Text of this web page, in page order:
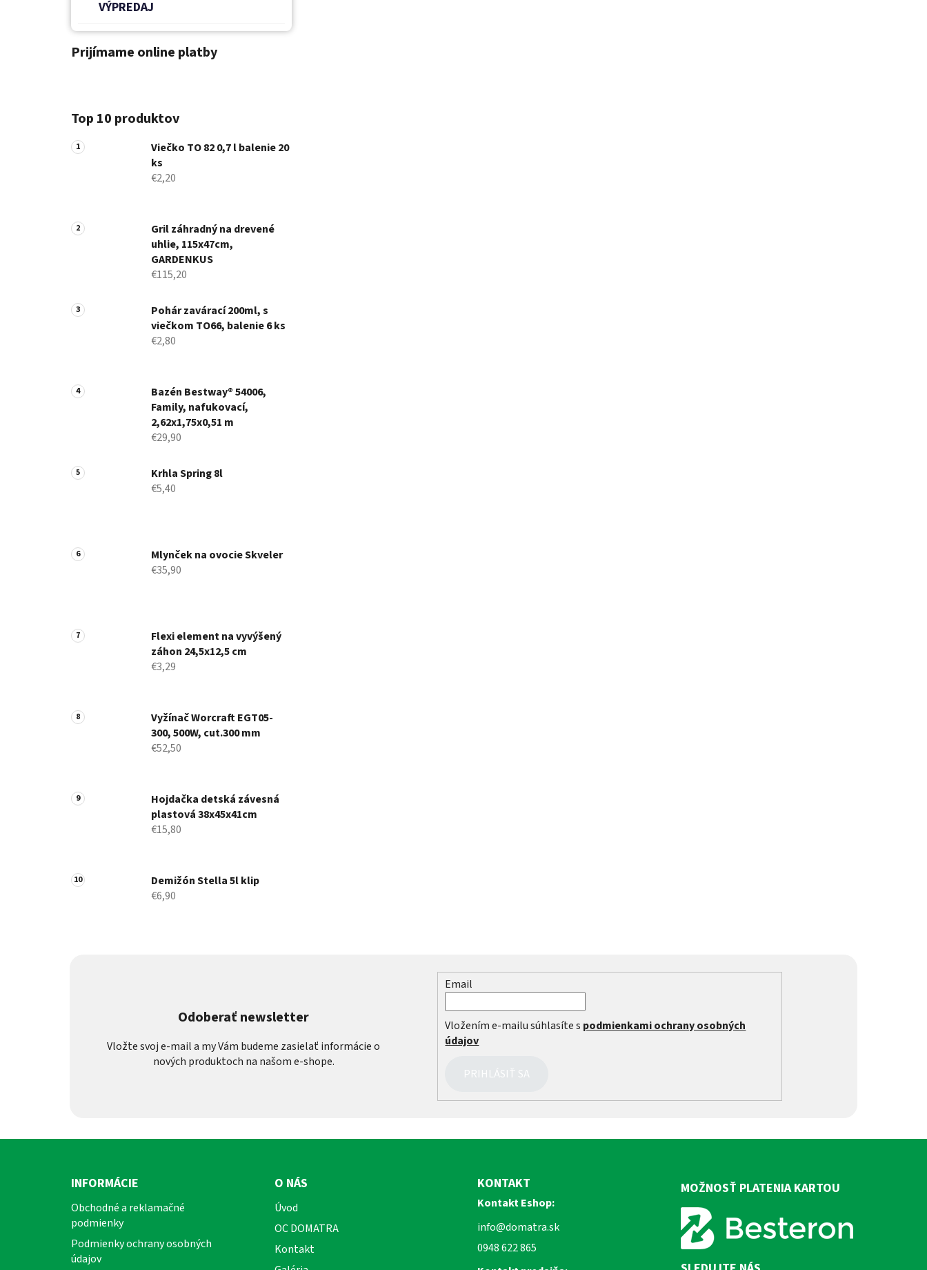
VÝPREDAJ
Prijímame online platby
Top 10 produktov
Viečko TO 82 0,7 l balenie 20
ks
€2,20
Gril záhradný na drevené
uhlie, 115x47cm,
GARDENKUS
€115,20
Pohár zavárací 200ml, s
viečkom TO66, balenie 6 ks
€2,80
Bazén Bestway® 54006,
Family, nafukovací,
2,62x1,75x0,51 m
€29,90
Krhla Spring 8l
€5,40
Mlynček na ovocie Skveler
€35,90
Flexi element na vyvýšený
záhon 24,5x12,5 cm
€3,29
Vyžínač Worcraft EGT05-
300, 500W, cut.300 mm
€52,50
Hojdačka detská závesná
plastová 38x45x41cm
€15,80
Demižón Stella 5l klip
€6,90
Odoberať newsletter
Vložte svoj e-mail a my Vám budeme zasielať informácie o
nových produktoch na našom e-shope.
Email
Vložením e-mailu súhlasíte s podmienkami ochrany osobných
údajov
PRIHLÁSIŤ SA
INFORMÁCIE
Obchodné a reklamačné
podmienky
Podmienky ochrany osobných
údajov
O NÁS
Úvod
OC DOMATRA
Kontakt
KONTAKT
Kontakt Eshop:
info@domatra.sk
0948 622 865
MOŽNOSŤ PLATENIA KARTOU